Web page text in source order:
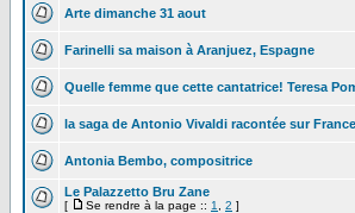
Arte dimanche 31 aout
Farinelli sa maison à Aranjuez, Espagne
Quelle femme que cette cantatrice! Teresa
la saga de Antonio Vivaldi racontée sur
Antonia Bembo, compositrice
Le Palazzetto Bru Zane
[ Se rendre à la page :: 1 2 ]